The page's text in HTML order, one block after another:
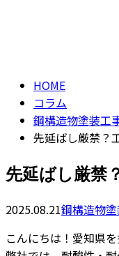
HOME
コラム
鋼構造物塗装工
先延ばし厳禁？
先延ばし厳禁
2025.08.21鋼構造物
こんにちは！愛知県